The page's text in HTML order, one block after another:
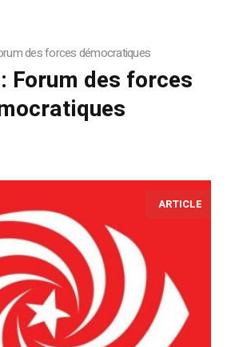
des forces démocratiques
Forum des forces
ARTICLE